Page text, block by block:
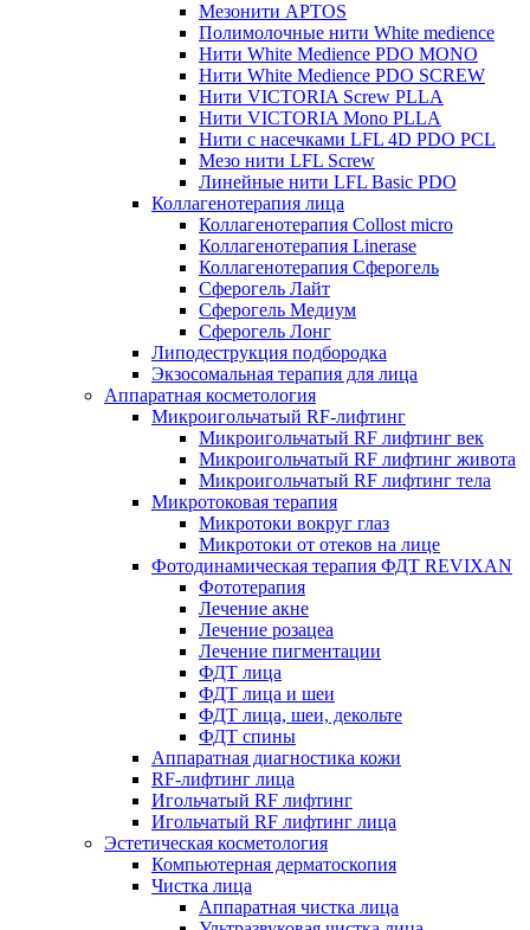
Мезонити APTOS
Полимолочные нити White medience
Нити White Medience PDO MONO
Нити White Medience PDO SCREW
Нити VICTORIA Screw PLLA
Нити VICTORIA Mono PLLA
Нити с насечками LFL 4D PDO PCL
Мезо нити LFL Screw
Линейные нити LFL Basic PDO
Коллагенотерапия лица
Коллагенотерапия Collost micro
Коллагенотерапия Linerase
Коллагенотерапия Сферогель
Сферогель Лайт
Сферогель Медиум
Сферогель Лонг
Липодеструкция подбородка
Экзосомальная терапия для лица
Аппаратная косметология
Микроигольчатый RF-лифтинг
Микроигольчатый RF лифтинг век
Микроигольчатый RF лифтинг живота
Микроигольчатый RF лифтинг тела
Микротоковая терапия
Микротоки вокруг глаз
Микротоки от отеков на лице
Фотодинамическая терапия ФДТ REVIXAN
Фототерапия
Лечение акне
Лечение розацеа
Лечение пигментации
ФДТ лица
ФДТ лица и шеи
ФДТ лица, шеи, декольте
ФДТ спины
Аппаратная диагностика кожи
RF-лифтинг лица
Игольчатый RF лифтинг
Игольчатый RF лифтинг лица
Эстетическая косметология
Компьютерная дерматоскопия
Чистка лица
Аппаратная чистка лица